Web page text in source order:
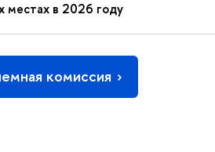
местах в 2026 году
комиссия